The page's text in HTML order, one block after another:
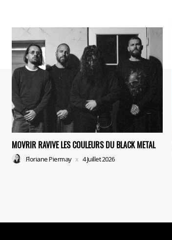
MOVRIR RAVIVE LES COULEURS DU BLACK METAL
Floriane Piermay 4 Juillet 2026